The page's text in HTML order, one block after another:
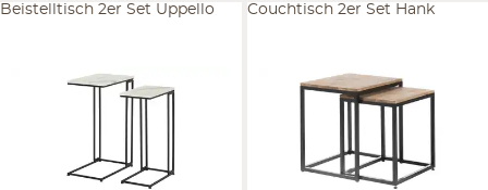
Beistelltisch 2er Set Uppello Couchtisch 2er Set Hank